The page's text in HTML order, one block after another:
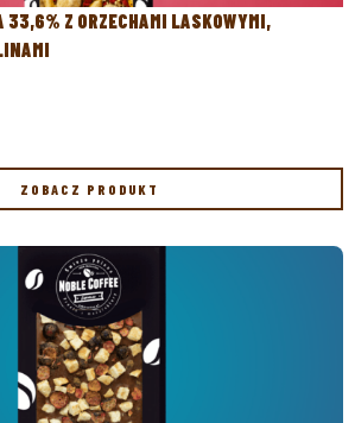
33,6% Z ORZECHAMI LASKOWYMI,
ZOBACZ PRODUKT